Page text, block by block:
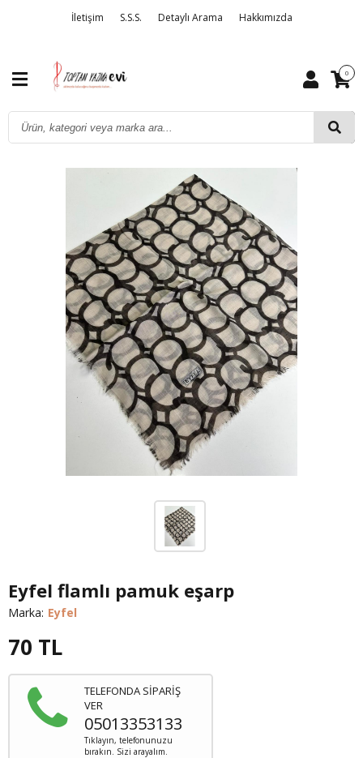
İletişim S.S.S. Detaylı Arama Hakkımızda
0
Eyfel flamlı pamuk eşarp
Marka: Eyfel
70 TL
TELEFONDA SİPARİŞ
VER
05013353133
Tıklayın, telefonunuzu
bırakın. Sizi arayalım.